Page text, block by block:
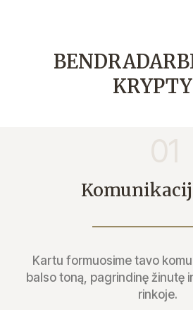
Kartu formuosime tavo
balso toną, pagrindinę žinutę
rinkoje.